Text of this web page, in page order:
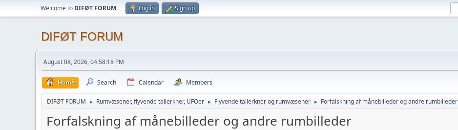
Welcome to DIFØT FORUM. Log in Sign up
DIFØT FORUM
August 08, 2026, 04:58:18 PM
Home Search Calendar Members
DIFØT FORUM ► Rumvæsener, flyvende tallerkner, UFOer ► Flyvende tallerkner og rumvæsener ► Forfalskning af månebilleder og andre rumbilleder
Forfalskning af månebilleder og andre rumbilleder